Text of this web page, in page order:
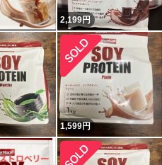
2,199円
1,599円